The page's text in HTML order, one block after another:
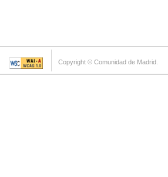
Copyright © Comunidad de Madrid.